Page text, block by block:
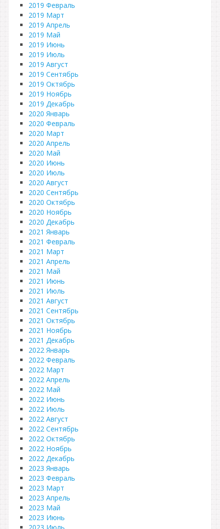
2019 Февраль
2019 Март
2019 Апрель
2019 Май
2019 Июнь
2019 Июль
2019 Август
2019 Сентябрь
2019 Октябрь
2019 Ноябрь
2019 Декабрь
2020 Январь
2020 Февраль
2020 Март
2020 Апрель
2020 Май
2020 Июнь
2020 Июль
2020 Август
2020 Сентябрь
2020 Октябрь
2020 Ноябрь
2020 Декабрь
2021 Январь
2021 Февраль
2021 Март
2021 Апрель
2021 Май
2021 Июнь
2021 Июль
2021 Август
2021 Сентябрь
2021 Октябрь
2021 Ноябрь
2021 Декабрь
2022 Январь
2022 Февраль
2022 Март
2022 Апрель
2022 Май
2022 Июнь
2022 Июль
2022 Август
2022 Сентябрь
2022 Октябрь
2022 Ноябрь
2022 Декабрь
2023 Январь
2023 Февраль
2023 Март
2023 Апрель
2023 Май
2023 Июнь